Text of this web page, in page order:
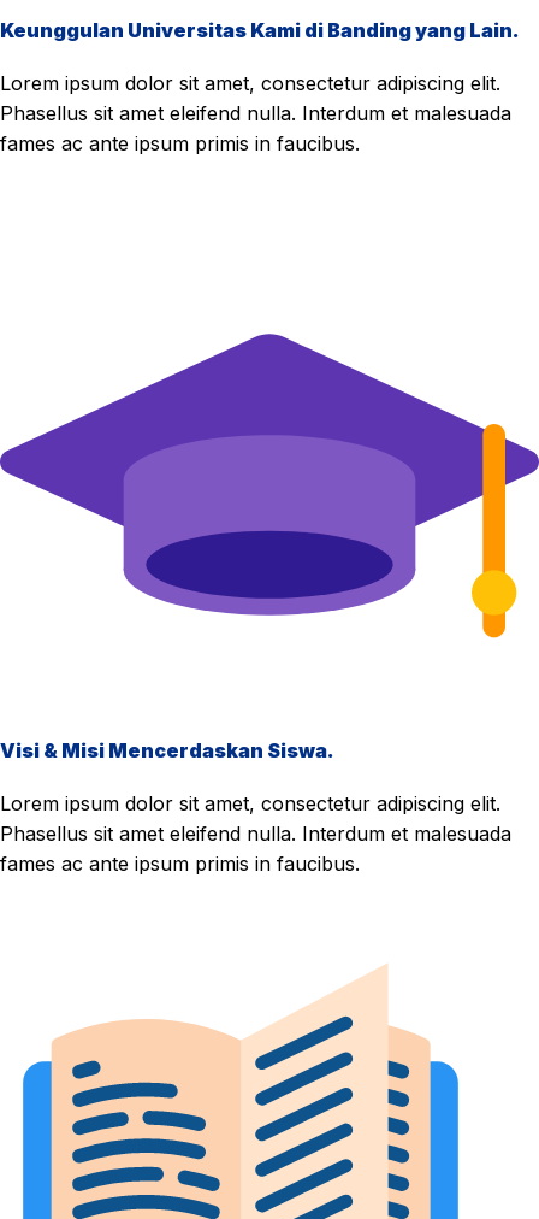
Keunggulan Universitas Kami di Banding yang Lain.
Lorem ipsum dolor sit amet, consectetur adipiscing elit.
Phasellus sit amet eleifend nulla. Interdum et malesuada
fames ac ante ipsum primis in faucibus.
Visi & Misi Mencerdaskan Siswa.
Lorem ipsum dolor sit amet, consectetur adipiscing elit.
Phasellus sit amet eleifend nulla. Interdum et malesuada
fames ac ante ipsum primis in faucibus.